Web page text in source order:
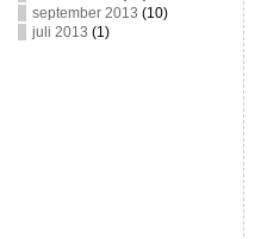
september 2013 (10)
juli 2013 (1)